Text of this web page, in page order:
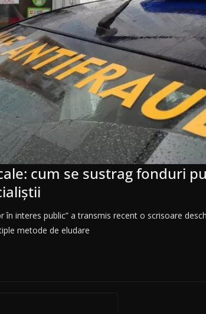
cum se sustrag fonduri
în interes public” a transmis recent o scrisoare
metode de eludare